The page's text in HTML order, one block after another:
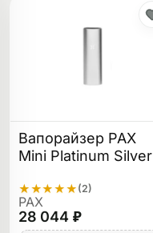
Вапорайзер PAX
Mini Platinum Silver
★★★★★ (2)
PAX
28 044 ₽